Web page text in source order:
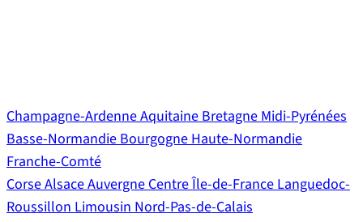
Champagne-ArdenneAquitaine Bretagne Midi-Pyrénées
Basse-Normandie Bourgogne Haute-Normandie
Franche-Comté
CorseAlsaceAuvergne CentreÎle-de-France Languedoc-
Roussillon Limousin Nord-Pas-de-Calais